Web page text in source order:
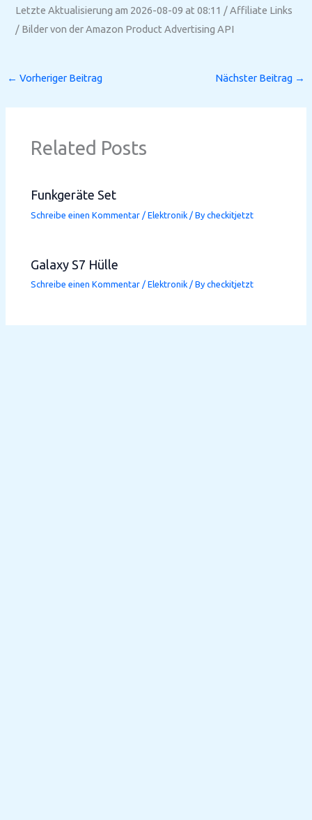
Letzte Aktualisierung am 2026-08-09 at 08:11 / Affiliate Links
/ Bilder von der Amazon Product Advertising API
← Vorheriger Beitrag Nächster Beitrag →
Related Posts
Funkgeräte Set
Schreibe einen Kommentar /Elektronik / Bycheckitjetzt
Galaxy S7 Hülle
Schreibe einen Kommentar /Elektronik / Bycheckitjetzt